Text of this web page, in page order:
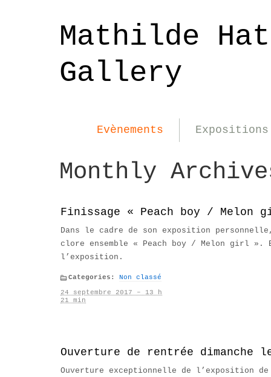
Mathilde
Gallery
Evènements Expositions
Monthly
Finissage « Peach boy /
Dans le cadre de son exposition
clore ensemble « Peach boy / Melon girl
l’exposition.
Categories: Non classé
24 septembre 2017 – 13 h
21 min
Ouverture de rentrée dimanche
Ouverture exceptionnelle de l’exposition